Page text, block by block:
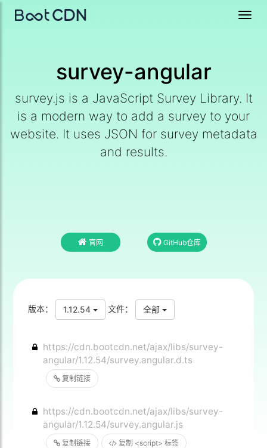
survey-angular
survey.js is a JavaScript Survey Library. It
is a modern way to add a survey to your
website. It uses JSON for survey metadata
and results.
官网 GitHub仓库
版本： 1.12.54 文件： 全部
复制链接
https://cdn.bootcdn.net/ajax/libs/survey-
angular/1.12.54/survey.angular.d.ts
复制链接 复制 <script> 标签
https://cdn.bootcdn.net/ajax/libs/survey-
angular/1.12.54/survey.angular.js